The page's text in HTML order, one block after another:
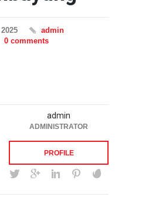
admin
0 comments
admin
ADMINISTRATOR
PROFILE